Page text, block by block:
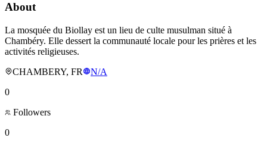
About
La mosquée du Biollay est un lieu de culte musulman situé à
Chambéry. Elle dessert la communauté locale pour les prières et les
activités religieuses.
CHAMBERY, FR
N/A
0
Followers
0